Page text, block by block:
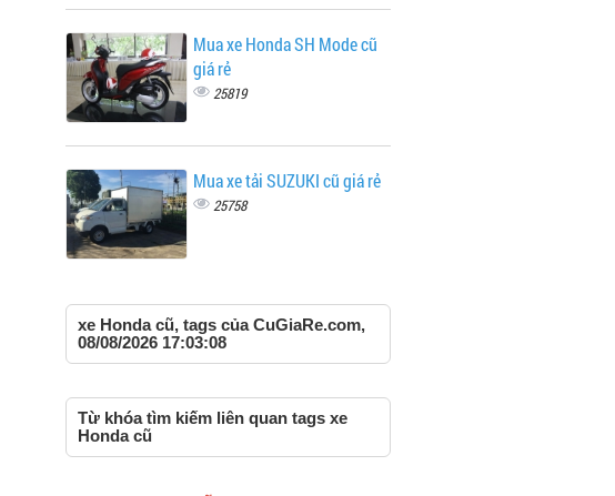
Mua xe Honda SH Mode cũ
giá rẻ
25819
Mua xe tải SUZUKI cũ giá rẻ
25758
xe Honda cũ, tags của CuGiaRe.com,
08/08/2026 17:03:08
Từ khóa tìm kiếm liên quan tags xe
Honda cũ